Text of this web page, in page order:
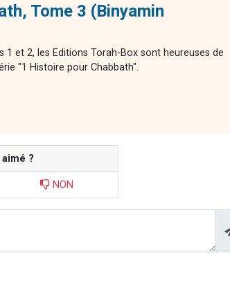
Tome 3 (Binyamin
et 2, les Editions Torah-Box sont heureuses de
"1 Histoire pour Chabbath".
?
NON